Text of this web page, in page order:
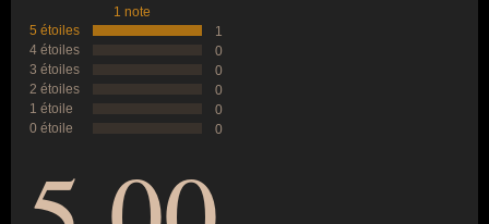
1 note
5 étoiles
1
4 étoiles
0
3 étoiles
0
2 étoiles
0
1 étoile
0
0 étoile
0